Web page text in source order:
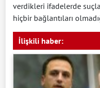
verdikleri ifadelerde
hiçbir bağlantıları
İlişkili haber: